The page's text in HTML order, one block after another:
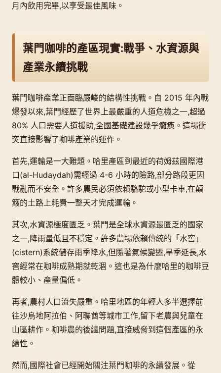
月內飲用完畢,以享受最佳風味。
葉門咖啡的產區現實:戰爭、水資源與
產業永續挑戰
葉門咖啡產業正面臨嚴峻的結構性挑戰。自 2015 年內戰
爆發以來,葉門經歷了世界上最嚴重的人道危機之一,超過
80% 人口需要人道援助,全國基礎建設幾乎癱瘓。這場衝
突直接影響了咖啡產業的運作。
首先,運輸是一大難題。哈里產區到最近的荷姆茲國際港
口(al-Hudaydah)需經過 4-6 小時的險路,部分路段更因
戰亂而不安全。許多農民必須依賴駱駝或小型卡車,在顛
簸的土路上耗費一整天才完成運輸。
其次,水資源極度匱乏。葉門是全球水資源最匱乏的國家
之一,降雨量低且不穩定。許多農場依賴傳統的「水窖」
(cistern)系統儲存雨季降水,但隨著氣候變遷,旱季延長,水
窖經常在咖啡成熟期就乾涸。這也是為什麼哈里的咖啡豆
體較小、產量偏低。
再者,農村人口流失嚴重。哈里地區的年輕人多半選擇前
往沙烏地阿拉伯、阿聯酋等城市工作,留下老農與兒童在
山區耕作。咖啡農的後繼問題,直接威脅到這個產區的永
續性。
然而,國際社會已經開始關注葉門咖啡的永續發展。從